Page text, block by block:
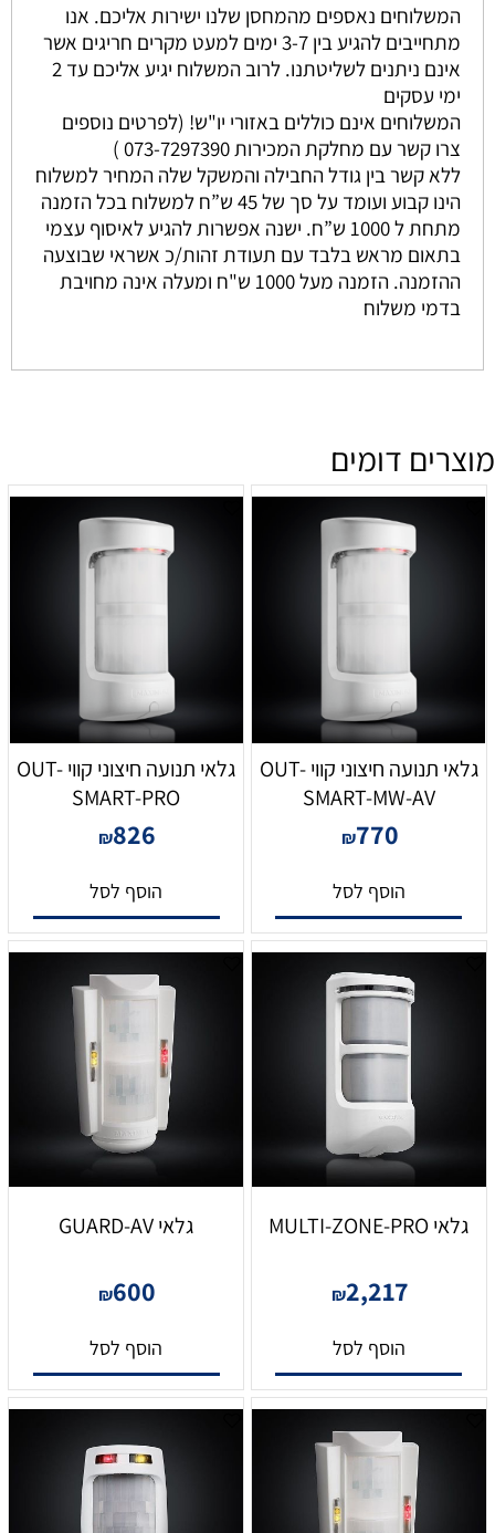
המשלוחים נאספים מהמחסן שלנו ישירות אליכם. אנו
מתחייבים להגיע בין 3-7 ימים למעט מקרים חריגים אשר
אינם ניתנים לשליטתנו. לרוב המשלוח יגיע אליכם עד 2
ימי עסקים
המשלוחים אינם כוללים באזורי יו"ש! (לפרטים נוספים
צרו קשר עם מחלקת המכירות 073-7297390 )
ללא קשר בין גודל החבילה והמשקל שלה המחיר למשלוח
הינו קבוע ועומד על סך של 45 ש”ח למשלוח בכל הזמנה
מתחת ל 1000 ש”ח. ישנה אפשרות להגיע לאיסוף עצמי
בתאום מראש בלבד עם תעודת זהות/כ אשראי שבוצעה
ההזמנה. הזמנה מעל 1000 ש"ח ומעלה אינה מחויבת
בדמי משלוח
מוצרים דומים
גלאי תנועה חיצוני קווי OUT-
SMART-MW-AV
₪770
הוסף לסל
גלאי תנועה חיצוני קווי OUT-
SMART-PRO
₪826
הוסף לסל
גלאי MULTI-ZONE-PRO
₪2,217
הוסף לסל
גלאי GUARD-AV
₪600
הוסף לסל